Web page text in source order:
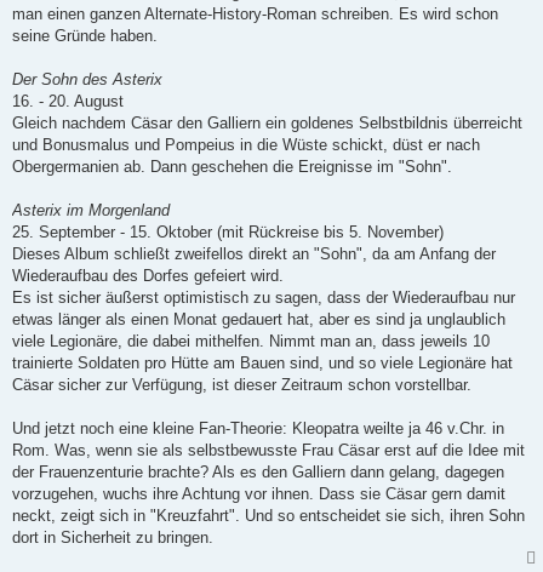
man einen ganzen Alternate-History-Roman schreiben. Es wird schon
seine Gründe haben.
Der Sohn des Asterix
16. - 20. August
Gleich nachdem Cäsar den Galliern ein goldenes Selbstbildnis überreicht
und Bonusmalus und Pompeius in die Wüste schickt, düst er nach
Obergermanien ab. Dann geschehen die Ereignisse im "Sohn".
Asterix im Morgenland
25. September - 15. Oktober (mit Rückreise bis 5. November)
Dieses Album schließt zweifellos direkt an "Sohn", da am Anfang der
Wiederaufbau des Dorfes gefeiert wird.
Es ist sicher äußerst optimistisch zu sagen, dass der Wiederaufbau nur
etwas länger als einen Monat gedauert hat, aber es sind ja unglaublich
viele Legionäre, die dabei mithelfen. Nimmt man an, dass jeweils 10
trainierte Soldaten pro Hütte am Bauen sind, und so viele Legionäre hat
Cäsar sicher zur Verfügung, ist dieser Zeitraum schon vorstellbar.
Und jetzt noch eine kleine Fan-Theorie: Kleopatra weilte ja 46 v.Chr. in
Rom. Was, wenn sie als selbstbewusste Frau Cäsar erst auf die Idee mit
der Frauenzenturie brachte? Als es den Galliern dann gelang, dagegen
vorzugehen, wuchs ihre Achtung vor ihnen. Dass sie Cäsar gern damit
neckt, zeigt sich in "Kreuzfahrt". Und so entscheidet sie sich, ihren Sohn
dort in Sicherheit zu bringen.